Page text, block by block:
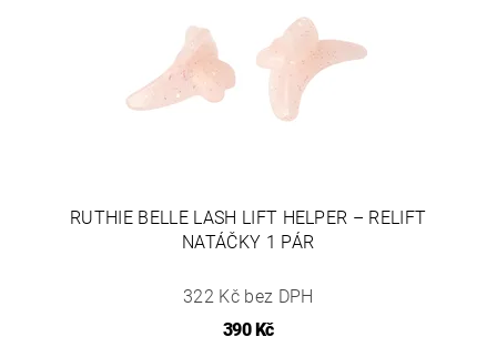
RUTHIE BELLE LASH LIFT HELPER – RELIFT
NATÁČKY 1 PÁR
322 Kč bez DPH
390 Kč